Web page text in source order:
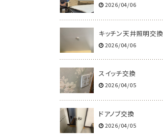
2026/04/06
キッチン天井照明交換
2026/04/06
スイッチ交換
2026/04/05
ドアノブ交換
2026/04/05